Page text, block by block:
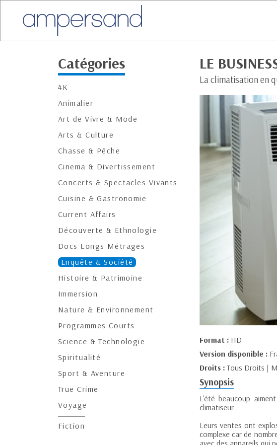
Catégories
4K
Animalier
Art de Vivre & Mode
Arts & Culture
Chasse & Pêche
Cinema & Divertissement
Concerts & Spectacles Vivants
Cuisine & Gastronomie
Current Affairs
Découverte & Ethnologie
Docs Longs Métrages
Enquête & Société
Histoire & Patrimoine
Immersion
Nature & Environnement
Programmes Courts
Science & Technologie
Spiritualité
Sport & Aventure
True Crime
Voyage
Fiction
LE
La climatisation en
Format : HD
Version disponible :
Droits :Tous Droits |
Synopsis
L'été beaucoup
climatiseur.
Leurs ventes ont
complexe car de